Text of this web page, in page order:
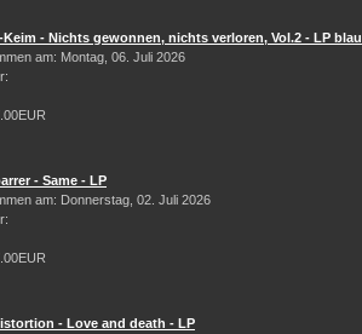
Keim - Nichts gewonnen, nichts verloren, Vol.2 - LP blau
am: Montag, 06. Juli 2026
- Same - LP
am: Donnerstag, 02. Juli 2026
- Love and death - LP